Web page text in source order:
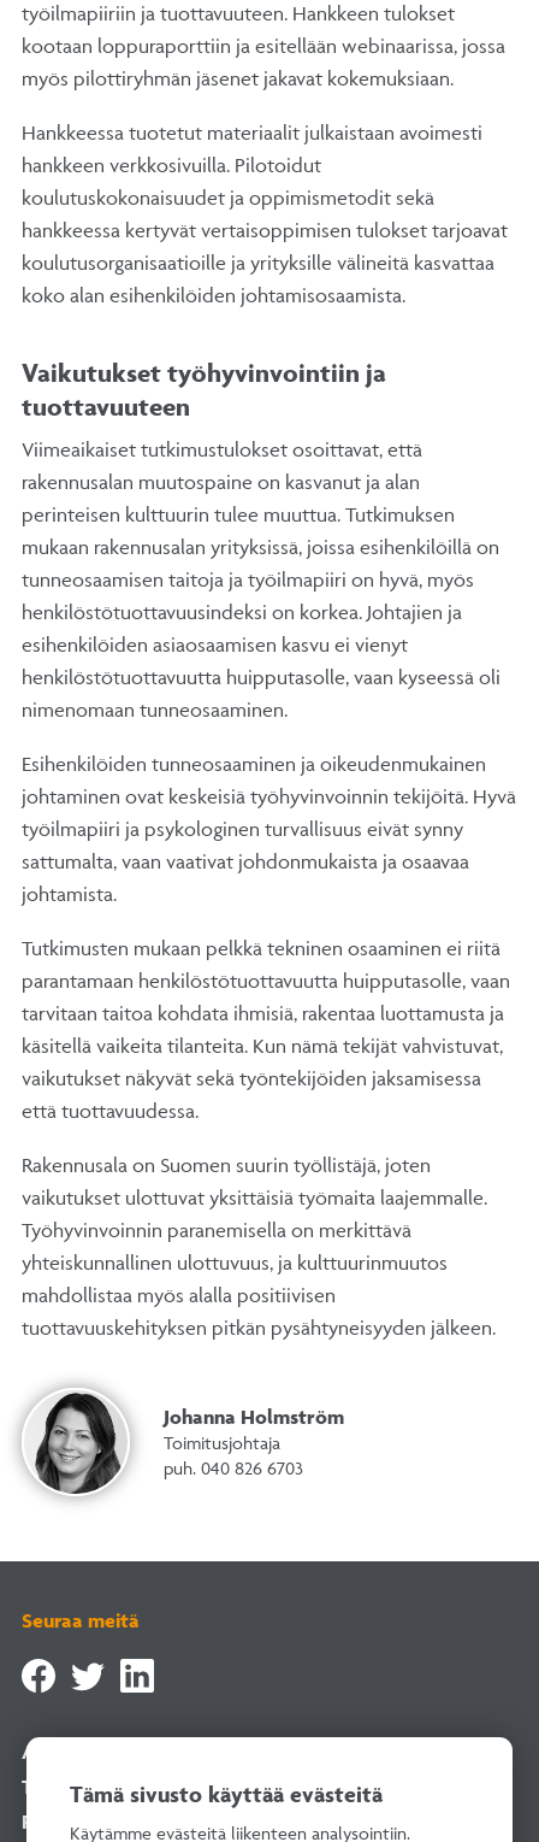
työilmapiiriin ja tuottavuuteen. Hankkeen tulokset
kootaan loppuraporttiin ja esitellään webinaarissa, jossa
myös pilottiryhmän jäsenet jakavat kokemuksiaan.
Hankkeessa tuotetut materiaalit julkaistaan avoimesti
hankkeen verkkosivuilla. Pilotoidut
koulutuskokonaisuudet ja oppimismetodit sekä
hankkeessa kertyvät vertaisoppimisen tulokset tarjoavat
koulutusorganisaatioille ja yrityksille välineitä kasvattaa
koko alan esihenkilöiden johtamisosaamista.
Vaikutukset työhyvinvointiin ja
tuottavuuteen
Viimeaikaiset tutkimustulokset osoittavat, että
rakennusalan muutospaine on kasvanut ja alan
perinteisen kulttuurin tulee muuttua. Tutkimuksen
mukaan rakennusalan yrityksissä, joissa esihenkilöillä on
tunneosaamisen taitoja ja työilmapiiri on hyvä, myös
henkilöstötuottavuusindeksi on korkea. Johtajien ja
esihenkilöiden asiaosaamisen kasvu ei vienyt
henkilöstötuottavuutta huipputasolle, vaan kyseessä oli
nimenomaan tunneosaaminen.
Esihenkilöiden tunneosaaminen ja oikeudenmukainen
johtaminen ovat keskeisiä työhyvinvoinnin tekijöitä. Hyvä
työilmapiiri ja psykologinen turvallisuus eivät synny
sattumalta, vaan vaativat johdonmukaista ja osaavaa
johtamista.
Tutkimusten mukaan pelkkä tekninen osaaminen ei riitä
parantamaan henkilöstötuottavuutta huipputasolle, vaan
tarvitaan taitoa kohdata ihmisiä, rakentaa luottamusta ja
käsitellä vaikeita tilanteita. Kun nämä tekijät vahvistuvat,
vaikutukset näkyvät sekä työntekijöiden jaksamisessa
että tuottavuudessa.
Rakennusala on Suomen suurin työllistäjä, joten
vaikutukset ulottuvat yksittäisiä työmaita laajemmalle.
Työhyvinvoinnin paranemisella on merkittävä
yhteiskunnallinen ulottuvuus, ja kulttuurinmuutos
mahdollistaa myös alalla positiivisen
tuottavuuskehityksen pitkän pysähtyneisyyden jälkeen.
Johanna Holmström
Toimitusjohtaja
puh. 040 826 6703
Seuraa meitä
Asiointipalvelu
Tilaa uutiskirje
Rekisteriselosteet
Tämä sivusto käyttää evästeitä
Käytämme evästeitä liikenteen analysointiin.